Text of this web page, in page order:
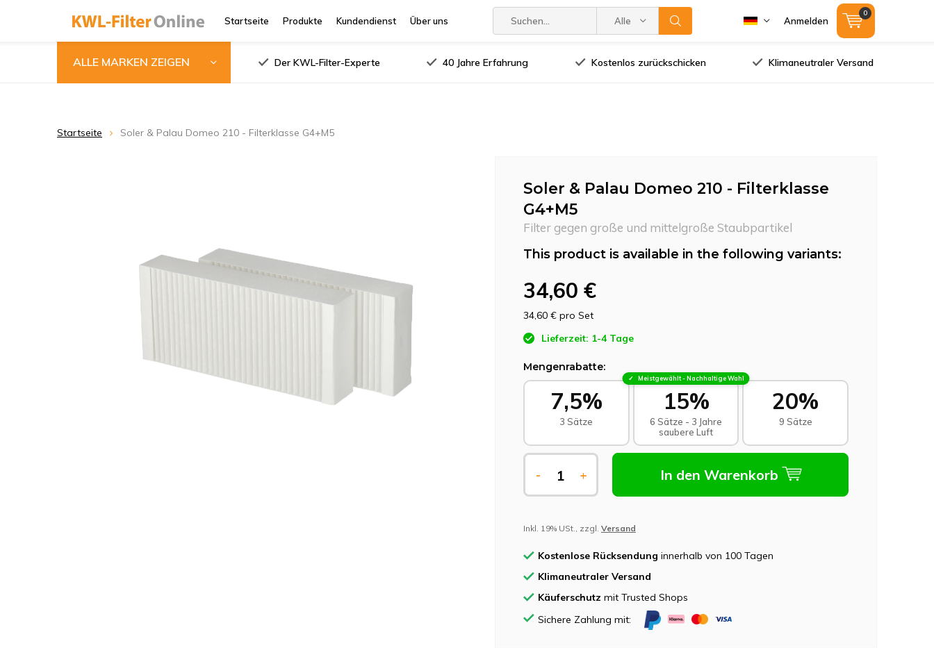
Startseite Produkte Kundendienst Über uns Alle Marken Anmelden
0
ALLE MARKEN ZEIGEN Der KWL-Filter-Experte 40 Jahre Erfahrung Kostenlos zurückschicken Klimaneutraler Versand
Startseite Soler & Palau Domeo 210 - Filterklasse G4+M5
Soler & Palau Domeo 210 - Filterklasse
G4+M5
Filter gegen große und mittelgroße Staubpartikel
This product is available in the following variants:
34,60 €
34,60 € pro Set
Lieferzeit: 1-4 Tage
Mengenrabatte:
7,5%
3 Sätze
Meistgewählt - Nachhaltige Wahl
15%
6 Sätze - 3 Jahre
saubere Luft
20%
9 Sätze
- + In den Warenkorb
Inkl. 19% USt., zzgl. Versand
Kostenlose Rücksendung innerhalb von 100 Tagen
Klimaneutraler Versand
Käuferschutz mit Trusted Shops
Sichere Zahlung mit: